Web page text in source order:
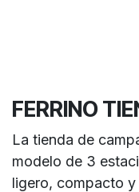
FERRINO
La tienda de
modelo de 3
ligero, compacto y